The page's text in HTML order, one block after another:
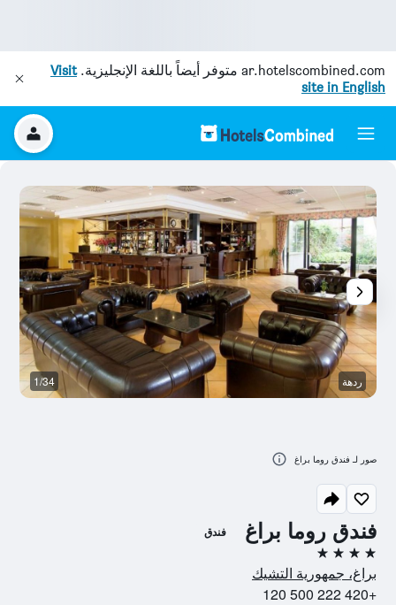
ar.hotelscombined.com متوفر أيضاً باللغة الإنجليزية.Visit
site in English
فندق روما براغ فندق
4 نجوم
براغ، جمهورية التشيك
+420 222 500 120
ردهة 1/34
صور لـ فندق روما براغ